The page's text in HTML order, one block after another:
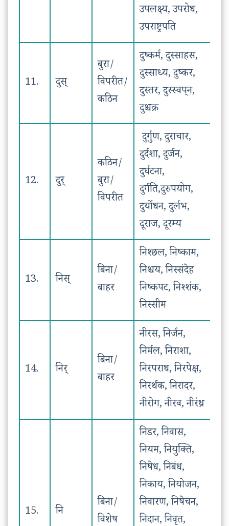
उपलक्ष्य, उपरोध,
उपराष्ट्रपति
11. दुस्
बुरा/
विपरीत/
कठिन
दुष्कर्म, दुस्साहस,
दुस्साध्य, दुष्कर,
दुस्तर, दुस्स्वप्‌न,
दुश्चक्र
12. दुर्
कठिन/
बुरा/
विपरीत
दुर्गुण, दुराचार,
दुर्दशा, दुर्जन,
दुर्घटना,
दुर्गति,दुरुपयोग,
दुर्योधन, दुर्लभ,
दूराज, दूरम्य
13. निस्
बिना/
बाहर
निश्छल, निष्काम,
निश्चय, निस्संदेह
निष्कपट, निश्शंक,
निस्सीम
14. निर्
बिना/
बाहर
नीरस, निर्जन,
निर्मल, निराशा,
निरपराध, निरपेक्ष,
निरर्थक, निरादर,
नीरोग, नीरव, नीरंध्र
15. नि
बिना/
विशेष
निडर, निवास,
नियम, नियुक्ति,
निषेध, निबंध,
निकाय, नियोजन,
निवारण, निषेचन,
निदान, निवृत,